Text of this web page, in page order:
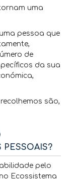
uma
pessoa que
de
da sua
são,
PESSOAIS?
pelo
Ecossistema